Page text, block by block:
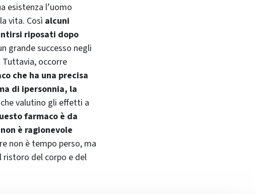
esistenza l’uomo
vita. Così alcuni
riposati dopo
grande successo negli
occorre
che ha una precisa
di ipersonnia, la
valutino gli effetti a
farmaco è da
è ragionevole
non è tempo perso, ma
ristoro del corpo e del